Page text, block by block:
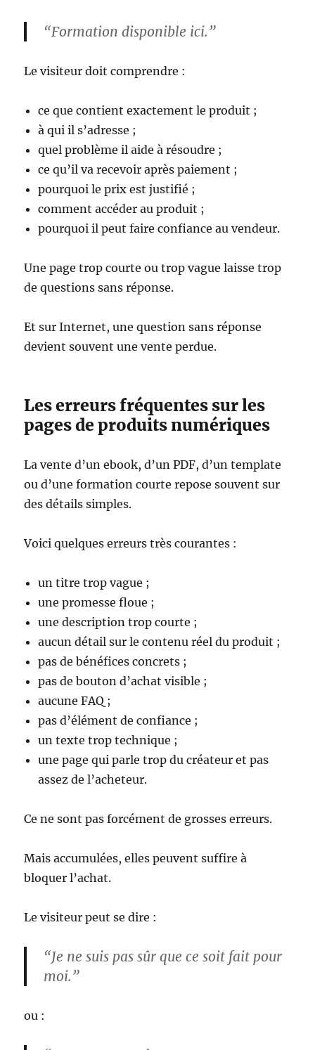
“Formation disponible ici.”
Le visiteur doit comprendre :
ce que contient exactement le produit ;
à qui il s’adresse ;
quel problème il aide à résoudre ;
ce qu’il va recevoir après paiement ;
pourquoi le prix est justifié ;
comment accéder au produit ;
pourquoi il peut faire confiance au vendeur.
Une page trop courte ou trop vague laisse trop
de questions sans réponse.
Et sur Internet, une question sans réponse
devient souvent une vente perdue.
Les erreurs fréquentes sur les
pages de produits numériques
La vente d’un ebook, d’un PDF, d’un template
ou d’une formation courte repose souvent sur
des détails simples.
Voici quelques erreurs très courantes :
un titre trop vague ;
une promesse floue ;
une description trop courte ;
aucun détail sur le contenu réel du produit ;
pas de bénéfices concrets ;
pas de bouton d’achat visible ;
aucune FAQ ;
pas d’élément de confiance ;
un texte trop technique ;
une page qui parle trop du créateur et pas
assez de l’acheteur.
Ce ne sont pas forcément de grosses erreurs.
Mais accumulées, elles peuvent suffire à
bloquer l’achat.
Le visiteur peut se dire :
“Je ne suis pas sûr que ce soit fait pour
moi.”
ou :